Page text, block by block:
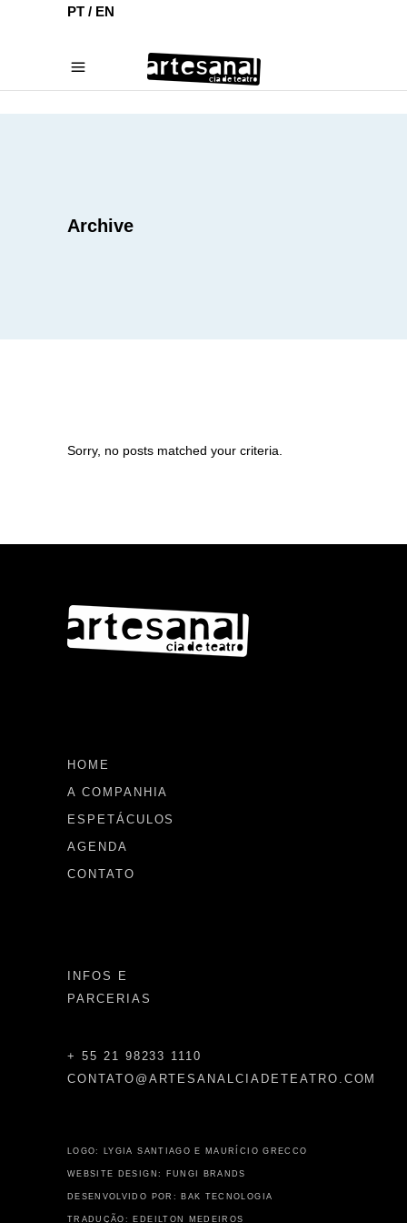
PT / EN
Archive
Sorry, no posts matched your criteria.
HOME
A COMPANHIA
ESPETÁCULOS
AGENDA
CONTATO
INFOS E
PARCERIAS
+ 55 21 98233 1110
CONTATO@ARTESANALCIADETEATRO.COM
LOGO: LYGIA SANTIAGO E MAURÍCIO GRECCO
WEBSITE DESIGN: FUNGI BRANDS
DESENVOLVIDO POR: BAK TECNOLOGIA
TRADUÇÃO: EDEILTON MEDEIROS